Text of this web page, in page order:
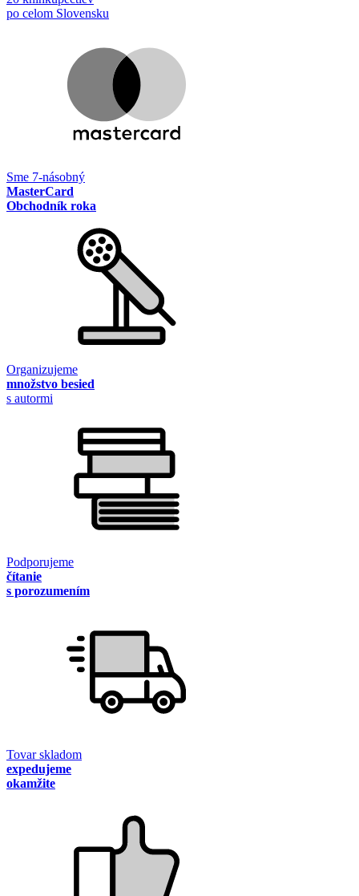
po celom Slovensku
Sme 7-násobný
MasterCard
Obchodník roka
Organizujeme
množstvo besied
s autormi
Podporujeme
čítanie
s porozumením
Tovar skladom
expedujeme
okamžite